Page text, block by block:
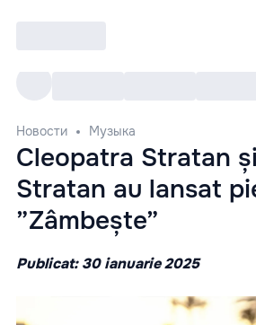
Новости Музыка
Cleopatra Stratan
Stratan au lansat
”Zâmbește”
Publicat: 30 ianuarie 2025